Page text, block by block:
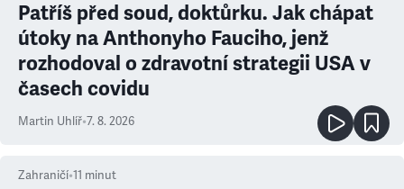
Patříš před soud, doktůrku. Jak chápat
útoky na Anthonyho Fauciho, jenž
rozhodoval o zdravotní strategii USA v
časech covidu
Martin Uhlíř•7. 8. 2026
Zahraničí•11 minut